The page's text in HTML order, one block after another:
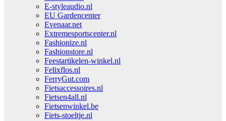
E-styleaudio.nl
EU Gardencenter
Evenaar.net
Extremesportscenter.nl
Fashionize.nl
Fashionstore.nl
Feestartikelen-winkel.nl
Felixflos.nl
FerryGut.com
Fietsaccessoires.nl
Fietsen4all.nl
Fietsenwinkel.be
Fiets-stoeltje.nl